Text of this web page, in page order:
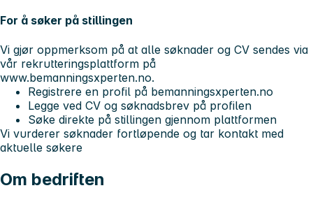
For å søker på stillingen
Vi gjør oppmerksom på at alle søknader og CV sendes via
vår rekrutteringsplattform på
www.bemanningsxperten.no.
Registrere en profil på bemanningsxperten.no
Legge ved CV og søknadsbrev på profilen
Søke direkte på stillingen gjennom plattformen
Vi vurderer søknader fortløpende og tar kontakt med
aktuelle søkere
Om bedriften